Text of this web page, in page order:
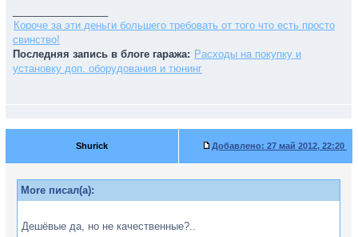
Короче за эти деньги большего требовать от того что есть просто
свинство!
Последняя запись в блоге гаража: Расходы на покупку и
установку доп. оборудования и тюнинг
Shurick Добавлено: 27 май 2012, 22:20
More писал(а):
Дешёвые да, но не качественные?..